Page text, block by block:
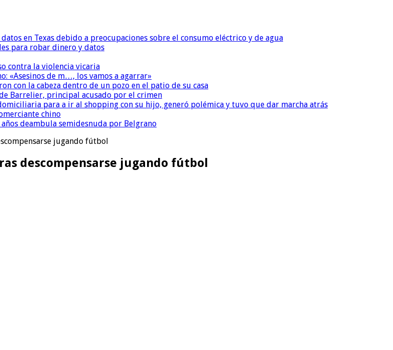
en Texas debido a preocupaciones sobre el consumo eléctrico y de agua
para robar dinero y datos
contra la violencia vicaria
«Asesinos de m…, los vamos a agarrar»
con la cabeza dentro de un pozo en el patio de su casa
Barrelier, principal acusado por el crimen
para a ir al shopping con su hijo, generó polémica y tuvo que dar marcha atrás
chino
deambula semidesnuda por Belgrano
jugando fútbol
descompensarse jugando fútbol